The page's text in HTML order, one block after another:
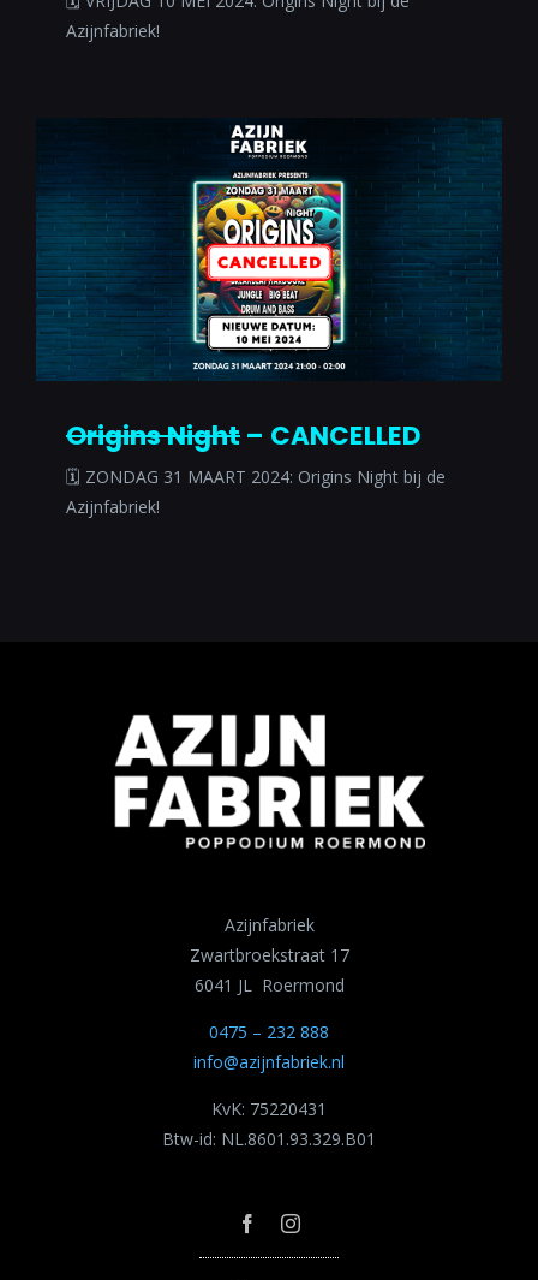
Azijnfabriek!
Origins Night– CANCELLED
🗓 ZONDAG 31 MAART 2024: Origins Night bij de
Azijnfabriek!
Azijnfabriek
Zwartbroekstraat 17
6041 JL Roermond
0475 – 232 888
info@azijnfabriek.nl
KvK: 75220431
Btw-id: NL.8601.93.329.B01